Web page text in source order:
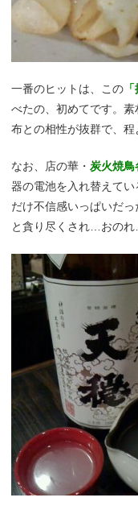
一番のヒットは、この
べたの、初めてです。
布との相性が抜群で、程
なお、店の華・炭火焼鳥
器の電池を入れ替えてい
だけ不信感いっぱいだっ
と貪り尽くされ…おのれ